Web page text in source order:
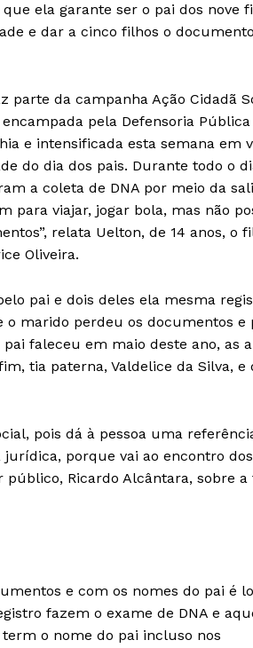
ela garante ser o pai dos nove
e dar a cinco filhos o
parte da campanha Ação Cidadã
encampada pela Defensoria Pública
e intensificada esta semana em
do dia dos pais. Durante todo o
a coleta de DNA por meio da
para viajar, jogar bola, mas não
relata Uelton, de 14 anos, o
Oliveira.
pai e dois deles ela mesma
marido perdeu os documentos e
faleceu em maio deste ano, as
tia paterna, Valdelice da Silva, e
pois dá à pessoa uma
porque vai ao encontro dos
Ricardo Alcântara, sobre
e com os nomes do pai é
fazem o exame de DNA e
o nome do pai incluso nos